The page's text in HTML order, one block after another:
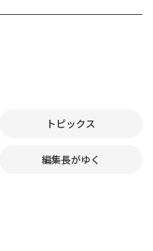
トピックス
編集長がゆく